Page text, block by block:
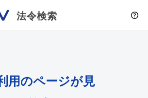
法令検索
用のページが見